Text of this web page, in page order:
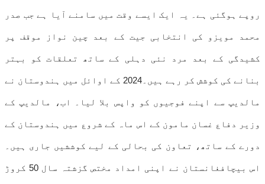
روپے ہوگئی ہے۔ یہ ایک ایسے وقت میں سامنے آیا ہے جب صدر
محمد مویزو کی انتخابی جیت کے بعد چین نواز موقف پر
کشیدگی کے بعد مرد نئی دہلی کے ساتھ تعلقات کو بہتر
بنانے کی کوشش کر رہے ہیں۔2024 کے اوائل میں ہندوستان نے
مالدیپ سے اپنے فوجیوں کو واپس بلا لیا۔ اب، مالدیپ کے
وزیر دفاع غسان مامون کے اس ماہ کے شروع میں ہندوستان کے
دورے کے ساتھ، تعاون کی بحالی کے لیے کوششیں جاری ہیں۔
اس بیچافغانستان نے اپنی امداد مختص گزشتہ سال 50 کروڑ